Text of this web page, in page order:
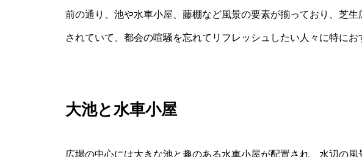
前の通り、池や水車小屋、藤棚など風景の要素が揃っており、芝
されていて、都会の喧騒を忘れてリフレッシュしたい人々に特にお
大池と水車小屋
広場の中心には大きな池と趣のある水車小屋が配置され、水辺の